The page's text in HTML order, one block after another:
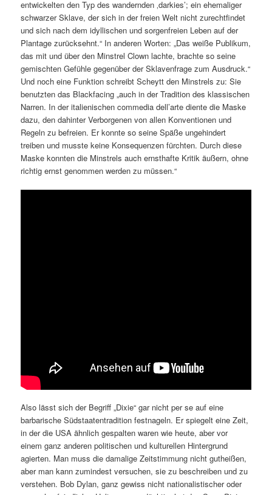
entwickelten den Typ des wandernden ‚darkies’; ein ehemaliger
schwarzer Sklave, der sich in der freien Welt nicht zurechtfindet
und sich nach dem idyllischen und sorgenfreien Leben auf der
Plantage zurücksehnt.“ In anderen Worten: „Das weiße Publikum,
das mit und über den Minstrel Clown lachte, brachte so seine
gemischten Gefühle gegenüber der Sklavenfrage zum Ausdruck.“
Und noch eine Funktion schreibt Scheytt den Minstrels zu: Sie
benutzten das Blackfacing „auch in der Tradition des klassischen
Narren. In der italienischen commedia dell’arte diente die Maske
dazu, den dahinter Verborgenen von allen Konventionen und
Regeln zu befreien. Er konnte so seine Späße ungehindert
treiben und musste keine Konsequenzen fürchten. Durch diese
Maske konnten die Minstrels auch ernsthafte Kritik äußern, ohne
richtig ernst genommen werden zu müssen.“
Also lässt sich der Begriff „Dixie“ gar nicht per se auf eine
barbarische Südstaatentradition festnageln. Er spiegelt eine Zeit,
in der die USA ähnlich gespalten waren wie heute, aber vor
einem ganz anderen politischen und kulturellen Hintergrund
agierten. Man muss die damalige Zeitstimmung nicht gutheißen,
aber man kann zumindest versuchen, sie zu beschreiben und zu
verstehen. Bob Dylan, ganz gewiss nicht nationalistischer oder